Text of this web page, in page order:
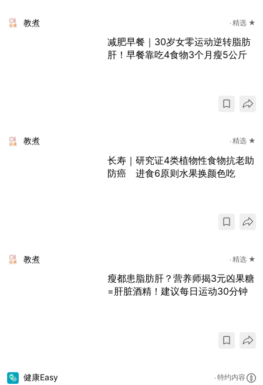
教煮 精选 ★
减肥早餐｜30岁女零运动逆转脂肪
肝！早餐靠吃4食物3个月瘦5公斤
教煮 精选 ★
长寿｜研究证4类植物性食物抗老助
防癌 进食6原则水果换颜色吃
教煮 精选 ★
瘦都患脂肪肝？营养师揭3元凶果糖
=肝脏酒精！建议每日运动30分钟
健康Easy 特约内容